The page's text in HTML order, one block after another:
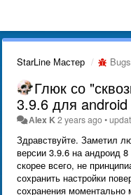
StarLine Мастер Bugs
Глюк со
3.9.6 для android
Аlex K2 years ago•
Здравствуйте. Заметил
версии 3.9.6 на андроид 8
скорее всего, не
сохранить настройки
сохранения моментально